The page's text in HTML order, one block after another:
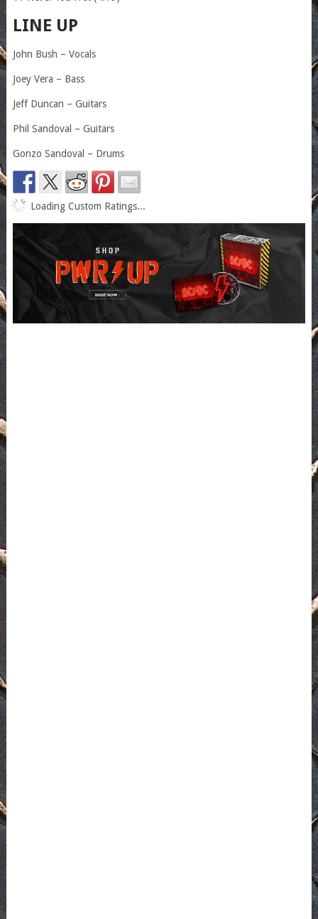
LINE UP
John Bush – Vocals
Joey Vera – Bass
Jeff Duncan – Guitars
Phil Sandoval – Guitars
Gonzo Sandoval – Drums
Loading Custom Ratings...